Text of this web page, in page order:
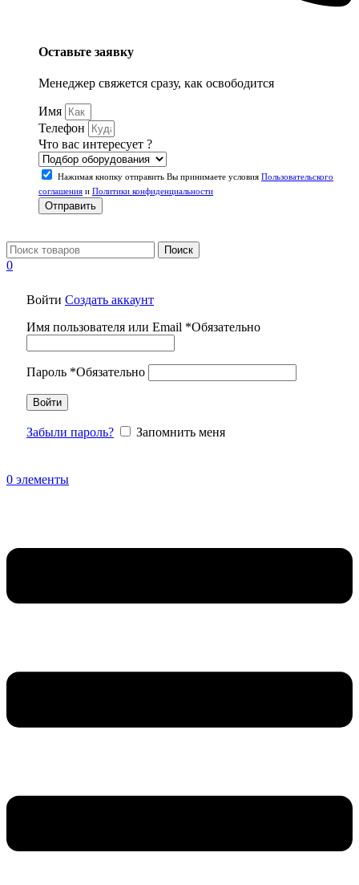
Оставьте заявку
Менеджер свяжется сразу, как освободится
Имя
Телефон
Что вас интересует ?
Нажимая кнопку отправить Вы принимаете условия Пользовательского
соглашения и Политики конфиденциальности
Отправить
Поиск
0
Войти Создать аккаунт
Имя пользователя или Email *Обязательно
Пароль *Обязательно
Войти
Забыли пароль? Запомнить меня
0 элементы